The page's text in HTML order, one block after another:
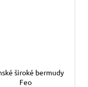
široké bermudy
Feo